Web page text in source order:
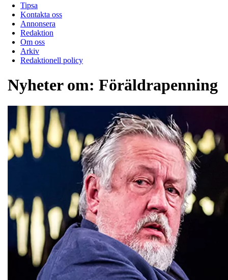
Tipsa
Kontakta oss
Annonsera
Redaktion
Om oss
Arkiv
Redaktionell policy
Nyheter om: Föräldrapenning